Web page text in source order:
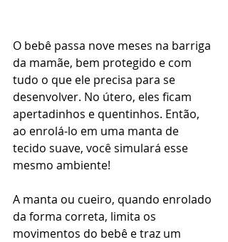
O bebê passa nove meses na barriga
da mamãe, bem protegido e com
tudo o que ele precisa para se
desenvolver. No útero, eles ficam
apertadinhos e quentinhos. Então,
ao enrolá-lo em uma manta de
tecido suave, você simulará esse
mesmo ambiente!
A manta ou cueiro, quando enrolado
da forma correta, limita os
movimentos do bebê e traz um